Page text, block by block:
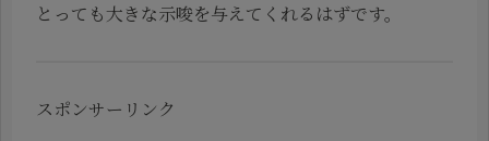
とっても大きな示唆を与えてくれるはずです。
スポンサーリンク